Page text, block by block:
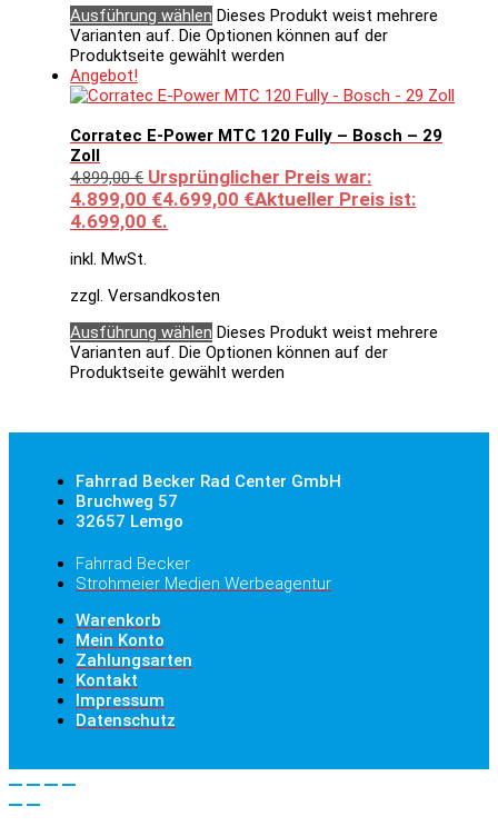
Ausführung wählen Dieses Produkt weist mehrere
Varianten auf. Die Optionen können auf der
Produktseite gewählt werden
Angebot!
Corratec E-Power MTC 120 Fully – Bosch – 29
Zoll
4.899,00€ Ursprünglicher Preis war:
4.899,00 €4.699,00 €Aktueller Preis ist:
4.699,00 €.
inkl. MwSt.
zzgl. Versandkosten
Ausführung wählen Dieses Produkt weist mehrere
Varianten auf. Die Optionen können auf der
Produktseite gewählt werden
Fahrrad Becker Rad Center GmbH
Bruchweg 57
32657 Lemgo
Fahrrad Becker
Strohmeier Medien Werbeagentur
Warenkorb
Mein Konto
Zahlungsarten
Kontakt
Impressum
Datenschutz